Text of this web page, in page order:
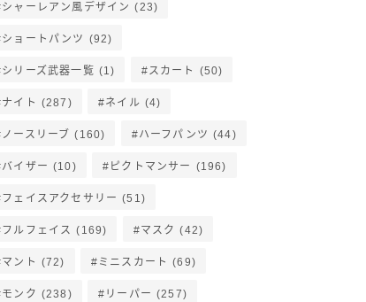
シャーレアン風デザイン (23)
ショートパンツ (92)
シリーズ武器一覧 (1) スカート (50)
ナイト (287) ネイル (4)
ノースリーブ (160) ハーフパンツ (44)
バイザー (10) ピクトマンサー (196)
フェイスアクセサリー (51)
フルフェイス (169) マスク (42)
マント (72) ミニスカート (69)
モンク (238) リーパー (257)